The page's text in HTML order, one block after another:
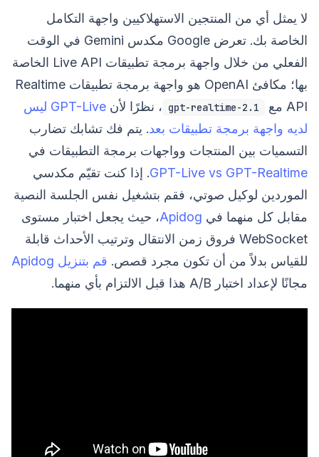
لا يمثل أي من المنتجين الاستهلاكيين واجهة التكامل
الخاصة بك. تعرض Google مكدس Gemini في الوقت
الفعلي من خلال واجهة برمجة تطبيقات Live API الخاصة
بها؛ مكافئ OpenAI هو واجهة برمجة تطبيقات Realtime
API مع
gpt-realtime-2.1 ، نظرًا لأن
GPT-Live ليس
لديه واجهة برمجة تطبيقات بعد. يتم فك تشابك تضارب
التسميات بين المنتجات وواجهات برمجة التطبيقات في
GPT-Live vs GPT-Realtime. إذا كنت تقيّم مكدسي
الموردين لوكيل صوتي، فقم بتشغيل نفس الجلسة النصية
مقابل كل منهما في Apidog، حيث يجعل اختبار مستوى
WebSocket فروق زمن الانتقال وترتيب الأحداث قابلة
للقياس بدلاً من أن تكون مجرد قصص. قم بتنزيل Apidog
مجانًا لإعداد اختبار A/B هذا قبل الالتزام بأي منهما.